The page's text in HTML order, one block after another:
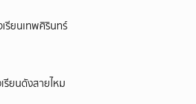
เรียนเทพศิรินทร์
รียนดังสายไหม